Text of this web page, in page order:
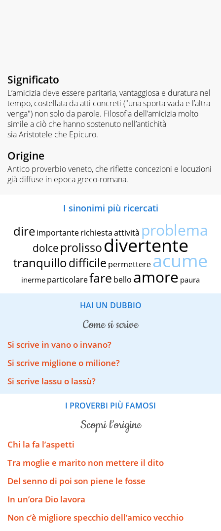
Significato
L’amicizia deve essere paritaria, vantaggiosa e duratura nel
tempo, costellata da atti concreti ("una sporta vada e l’altra
venga") non solo da parole. Filosofia dell’amicizia molto
simile a ciò che hanno sostenuto nell’antichità
sia Aristotele che Epicuro.
Origine
Antico proverbio veneto, che riflette concezioni e locuzioni
già diffuse in epoca greco-romana.
I sinonimi più ricercati
dire importante richiestaattività problema
dolce prolissodivertente
tranquillodifficile permettereacume
inerme particolarefare bello amore paura
HAI UN DUBBIO
come si scrive
Si scrive in vano o invano?
Si scrive miglione o milione?
Si scrive lassu o lassù?
I PROVERBI PIÙ FAMOSI
scopri l’origine
Chi la fa l’aspetti
Tra moglie e marito non mettere il dito
Del senno di poi son piene le fosse
In un’ora Dio lavora
Non c’è migliore specchio dell’amico vecchio